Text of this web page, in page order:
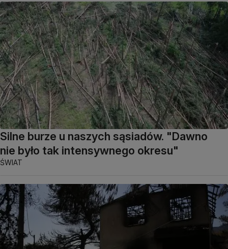
Silne burze u naszych sąsiadów. "Dawno
nie było tak intensywnego okresu"
ŚWIAT